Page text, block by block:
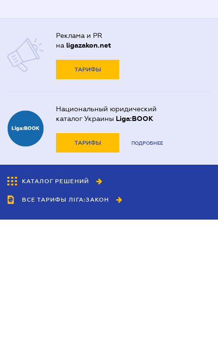
Реклама и PR
на ligazakon.net
ТАРИФЫ
Национальный юридический
каталог Украины Liga:BOOK
ТАРИФЫ ПОДРОБНЕЕ
КАТАЛОГ РЕШЕНИЙ
ВСЕ ТАРИФЫ ЛІГА:ЗАКОН